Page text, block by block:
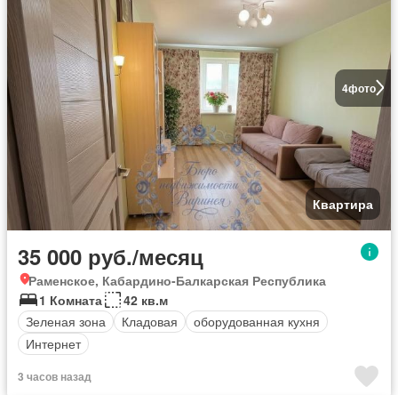
4фото
Квартира
35 000 руб./месяц
Раменское, Кабардино-Балкарская Республика
1 Комната
42 кв.м
Зеленая зона
Кладовая
оборудованная кухня
Интернет
3 часов назад